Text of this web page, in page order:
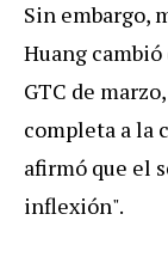
Sin embargo,
Huang
GTC de
completa a la
afirmó que el
inflexión".